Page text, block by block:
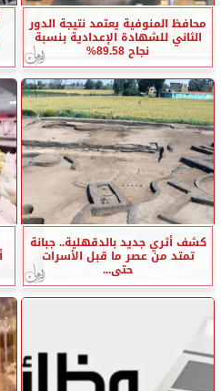
محافظ المنوفية يعتمد نتيجة الدور
الثاني للشهادة الإعدادية بنسبة
نجاح 89.58%
كشف أثري جديد بالدقهلية.. جبانة
تمتد من عصر ما قبل الأسرات
حتى...